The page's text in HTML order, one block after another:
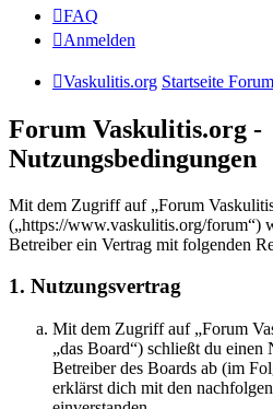
FAQ
Anmelden
Vaskulitis.org Startseite Forum
Forum Vaskulitis.org -
Nutzungsbedingungen
Mit dem Zugriff auf „Forum
(„https://www.vaskulitis.org/forum“)
Betreiber ein Vertrag mit folgenden
1. Nutzungsvertrag
Mit dem Zugriff auf „Forum
„das Board“) schließt du einen
Betreiber des Boards ab (im
erklärst dich mit den